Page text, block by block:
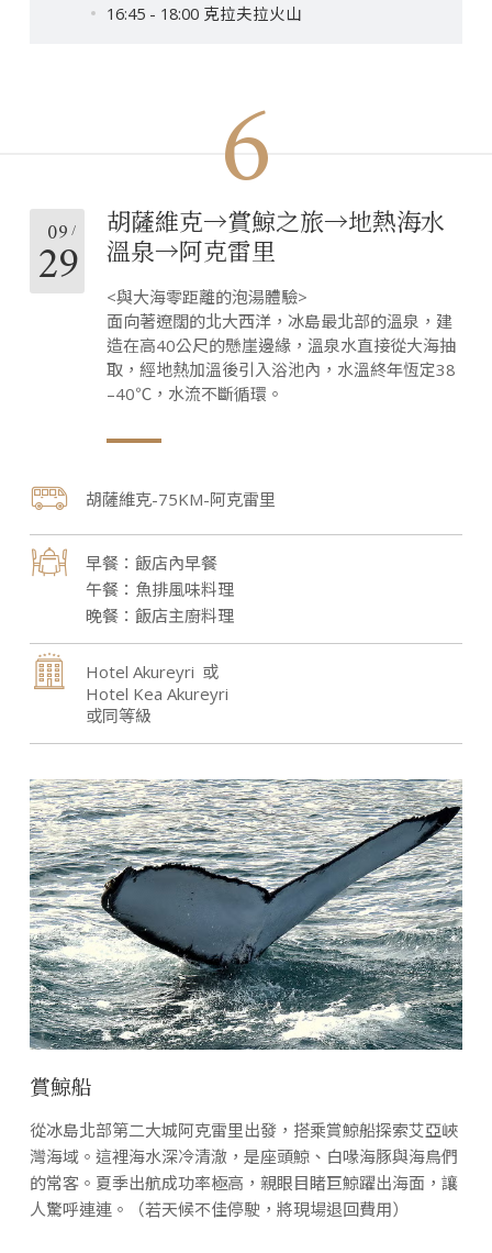
16:45 - 18:00 克拉夫拉火山
6
09
29
胡薩維克→賞鯨之旅→地熱海水
溫泉→阿克雷里
<與大海零距離的泡湯體驗>
面向著遼闊的北大西洋，冰島最北部的溫泉，建
造在高40公尺的懸崖邊緣，溫泉水直接從大海抽
取，經地熱加溫後引入浴池內，水溫終年恆定38
–40℃，水流不斷循環。
胡薩維克-75KM-阿克雷里
飯店內早餐
魚排風味料理
飯店主廚料理
Hotel Akureyri
Hotel Kea Akureyri
或同等級
賞鯨船
從冰島北部第二大城阿克雷里出發，搭乘賞鯨船探索艾亞峽
灣海域。這裡海水深冷清澈，是座頭鯨、白喙海豚與海鳥們
的常客。夏季出航成功率極高，親眼目睹巨鯨躍出海面，讓
人驚呼連連。（若天候不佳停駛，將現場退回費用）